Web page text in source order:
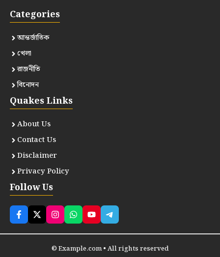
Categories
আন্তর্জাতিক
খেলা
রাজনীতি
বিনোদন
Quakes Links
About Us
Contact Us
Disclaimer
Privacy Policy
Follow Us
© Example.com • All rights reserved